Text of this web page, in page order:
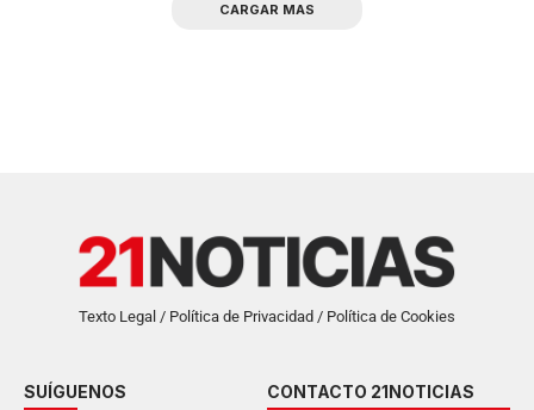
CARGAR MAS
Texto Legal / Política de Privacidad / Política de Cookies
SUÍGUENOS
CONTACTO 21NOTICIAS